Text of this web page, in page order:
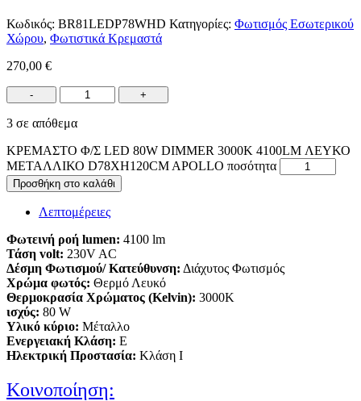
Κωδικός: BR81LEDP78WHD Κατηγορίες: Φωτισμός Εσωτερικού
Χώρου, Φωτιστικά Κρεμαστά
270,00 €
- +
3 σε απόθεμα
ΚΡΕΜΑΣΤΟ Φ/Σ LED 80W DIMMER 3000K 4100LM ΛΕΥΚΟ
ΜΕΤΑΛΛΙΚΟ D78XH120CM APOLLO ποσότητα
Προσθήκη στο καλάθι
Λεπτομέρειες
Φωτεινή ροή lumen: 4100 lm
Τάση volt: 230V AC
Δέσμη Φωτισμού/ Κατεύθυνση: Διάχυτος Φωτισμός
Xρώμα φωτός: Θερμό Λευκό
Θερμοκρασία Χρώματος (Kelvin): 3000K
ισχύς: 80 W
Υλικό κύριο: Μέταλλο
Ενεργειακή Κλάση: E
Ηλεκτρική Προστασία: Κλάση Ι
Κοινοποίηση: